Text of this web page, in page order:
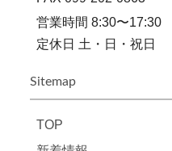
営業時間 8:30〜17:30
定休日 土・日・祝日
Sitemap
TOP